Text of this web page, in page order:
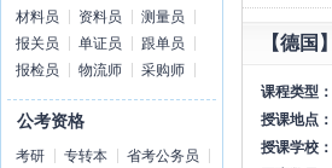
材料员
资料员
测量员
报关员
单证员
跟单员
报检员
物流师 采购师
公考资格
考研 专转本
省考公务员
【德国】
课程类型：
授课地点：
授课学校：